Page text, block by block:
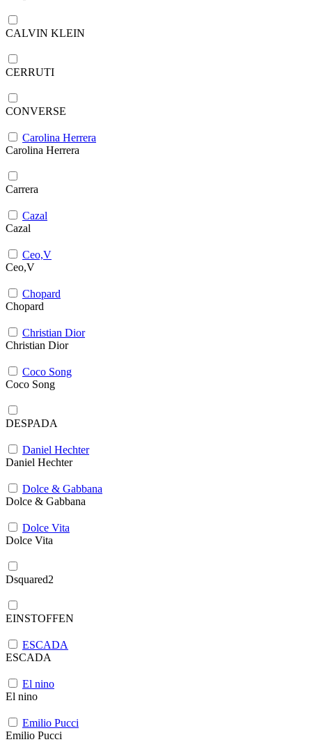
CALVIN KLEIN
CERRUTI
CONVERSE
Carolina Herrera
Carolina Herrera
Carrera
Cazal
Cazal
Ceo,V
Ceo,V
Chopard
Chopard
Christian Dior
Christian Dior
Coco Song
Coco Song
DESPADA
Daniel Hechter
Daniel Hechter
Dolce & Gabbana
Dolce & Gabbana
Dolce Vita
Dolce Vita
Dsquared2
EINSTOFFEN
ESCADA
ESCADA
El nino
El nino
Emilio Pucci
Emilio Pucci